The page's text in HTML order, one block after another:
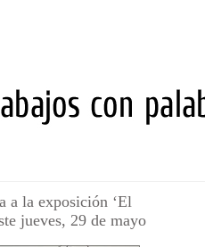
a la exposición ‘El
jueves, 29 de mayo